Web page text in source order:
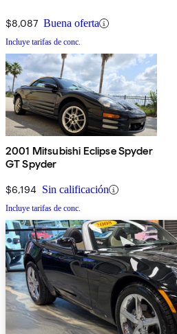
$8,087 Buena oferta
Incluye tarifas de conc.
2001 Mitsubishi Eclipse Spyder
GT Spyder
$6,194 Sin calificación
Incluye tarifas de conc.